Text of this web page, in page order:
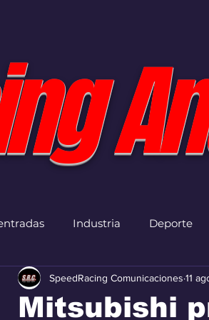
Industria Deporte
Mitsubishi
SpeedRacing Comunicaciones 11